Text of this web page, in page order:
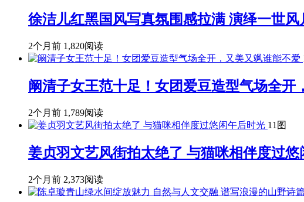
徐洁儿红黑国风写真氛围感拉满 演绎一世风
2个月前 1,820阅读
阚清子女王范十足！女团爱豆造型气场全开
2个月前 1,789阅读
11图
姜贞羽文艺风街拍太绝了 与猫咪相伴度过悠
2个月前 2,373阅读